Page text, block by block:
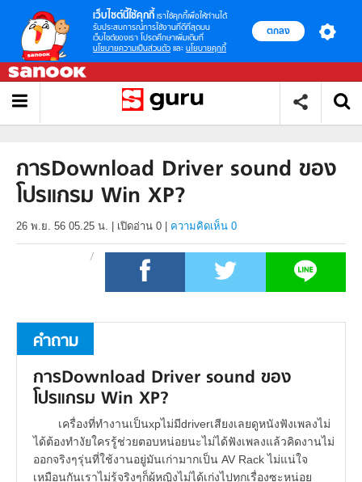
เว็บไซต์นี้ใช้คุกกี้ เราใช้คุกกี้เพื่อให้ท่านได้
รับประสบการณ์การใช้งานที่ดีที่สุดบน
เว็บไซต์ของเรา โปรดศึกษาเพิ่มเติมที่
นโยบายความเป็นส่วนตัว และ นโยบายคุกกี้
ตกลง
การDownload Driver sound ของ
โปรแกรม Win XP?
26 พ.ย. 56 05.25 น. เปิดอ่าน 0 ความคิดเห็น 0
คำถาม
การDownload Driver sound ของ
โปรแกรม Win XP?
เครื่องที่ทำงานเป็นxpไม่มีdriverเสียงเลยดูหนังฟังเพลงไม่
ได้ต้องทำงัยใครรู้ช่วยตอบหน่อยนะไม่ได้ฟังเพลงแล้วคิดงานไม่
ออกจริงๆรุ่นที่ใช้งานอยู่มันเก่ามากเป็น AV Rack ไม่แน่ใจ
เหมือนกันเราไม่รู้จริงๆก็ผู้หญิงไม่ได้เก่งไปทุกเรื่องซะหน่อย